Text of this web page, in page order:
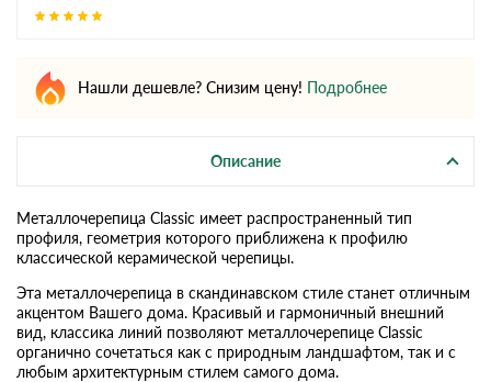
Нашли дешевле? Снизим цену! Подробнее
Описание
Металлочерепица Classic имеет распространенный тип
профиля, геометрия которого приближена к профилю
классической керамической черепицы.
Эта металлочерепица в скандинавском стиле станет отличным
акцентом Вашего дома. Красивый и гармоничный внешний
вид, классика линий позволяют металлочерепице Classic
органично сочетаться как с природным ландшафтом, так и с
любым архитектурным стилем самого дома.